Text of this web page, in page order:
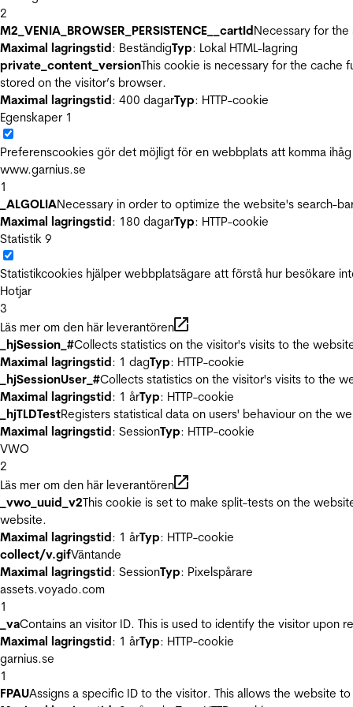
2
M2_VENIA_BROWSER_PERSISTENCE__cartIdNecessary for
Maximal lagringstid: BeständigTyp: Lokal HTML-lagring
private_content_versionThis cookie is necessary for the cache
stored on the visitor’s browser.
Maximal lagringstid: 400 dagarTyp: HTTP-cookie
Egenskaper 1
Preferenscookies gör det möjligt för en webbplats att komma
www.garnius.se
1
_ALGOLIANecessary in order to optimize the website's search-
Maximal lagringstid: 180 dagarTyp: HTTP-cookie
Statistik 9
Statistikcookies hjälper webbplatsägare att förstå hur besökare
Hotjar
3
Läs mer om den här leverantören
_hjSession_#Collects statistics on the visitor's visits to the
Maximal lagringstid: 1 dagTyp: HTTP-cookie
_hjSessionUser_#Collects statistics on the visitor's visits to the
Maximal lagringstid: 1 årTyp: HTTP-cookie
_hjTLDTestRegisters statistical data on users' behaviour on the
Maximal lagringstid: SessionTyp: HTTP-cookie
VWO
2
Läs mer om den här leverantören
_vwo_uuid_v2This cookie is set to make split-tests on the
website.
Maximal lagringstid: 1 årTyp: HTTP-cookie
collect/v.gifVäntande
Maximal lagringstid: SessionTyp: Pixelspårare
assets.voyado.com
1
_vaContains an visitor ID. This is used to identify the visitor upon
Maximal lagringstid: 1 årTyp: HTTP-cookie
garnius.se
1
FPAUAssigns a specific ID to the visitor. This allows the website